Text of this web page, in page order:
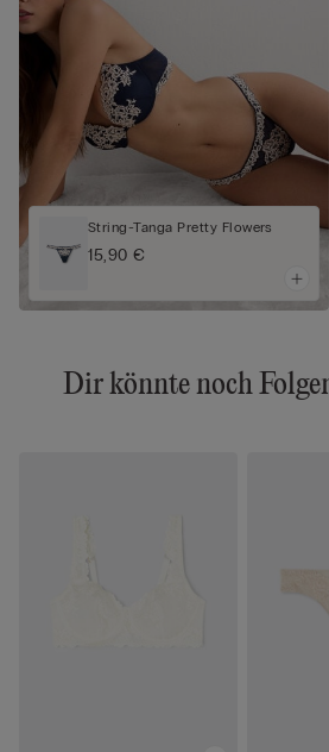
String-Tanga Pretty Flowers
15,90 €
Dir könnte noch